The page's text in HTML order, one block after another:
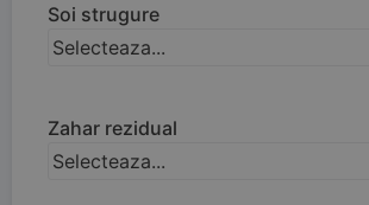
Soi strugure
Selecteaza...
Zahar rezidual
Selecteaza...